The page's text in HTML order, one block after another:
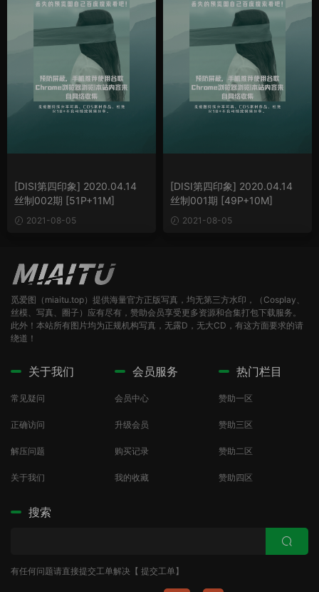
[DISI第四印象] 2020.04.14
丝制002期 [51P+11M]
2021-08-05
[DISI第四印象] 2020.04.14
丝制001期 [49P+10M]
2021-08-05
觅爱图（miaitu.top）提供海量官方正版写真，均无第三方水印，（Cosplay、
丝模、写真、圈子）应有尽有，赞助会员享受更多资源和合集打包下载服务。
此外！本站所有图片均为正规机构写真，无露D，无大CD，有这方面要求的请
绕道！
关于我们
常见疑问
正确访问
解压问题
关于我们
会员服务
会员中心
升级会员
购买记录
我的收藏
热门栏目
赞助一区
赞助三区
赞助二区
赞助四区
搜索
有任何问题请直接提交工单解决【 提交工单】